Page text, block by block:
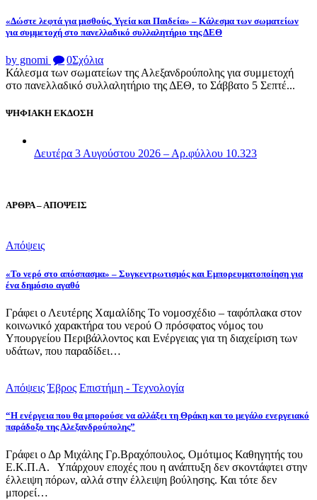
«Δώστε λεφτά για μισθούς, Υγεία και Παιδεία» – Κάλεσμα των σωματείων
για συμμετοχή στο πανελλαδικό συλλαλητήριο της ΔΕΘ
by gnomi 0Σχόλια
Κάλεσμα των σωματείων της Αλεξανδρούπολης για συμμετοχή
στο πανελλαδικό συλλαλητήριο της ΔΕΘ, το Σάββατο 5 Σεπτέ...
ΨΗΦΙΑΚΗ ΕΚΔΟΣΗ
Δευτέρα 3 Αυγούστου 2026 – Αρ.φύλλου 10.323
ΑΡΘΡΑ – ΑΠΟΨΕΙΣ
Απόψεις
«Το νερό στο απόσπασμα» – Συγκεντρωτισμός και Εμπορευματοποίηση για
ένα δημόσιο αγαθό
Γράφει ο Λευτέρης Χαμαλίδης Το νομοσχέδιο – ταφόπλακα στον
κοινωνικό χαρακτήρα του νερού Ο πρόσφατος νόμος του
Υπουργείου Περιβάλλοντος και Ενέργειας για τη διαχείριση των
υδάτων, που παραδίδει…
Απόψεις Έβρος Επιστήμη - Τεχνολογία
“Η ενέργεια που θα μπορούσε να αλλάξει τη Θράκη και το μεγάλο ενεργειακό
παράδοξο της Αλεξανδρούπολης”
Γράφει ο Δρ Μιχάλης Γρ.Βραχόπουλος, Ομότιμος Καθηγητής του
Ε.Κ.Π.Α. Υπάρχουν εποχές που η ανάπτυξη δεν σκοντάφτει στην
έλλειψη πόρων, αλλά στην έλλειψη βούλησης. Και τότε δεν
μπορεί…